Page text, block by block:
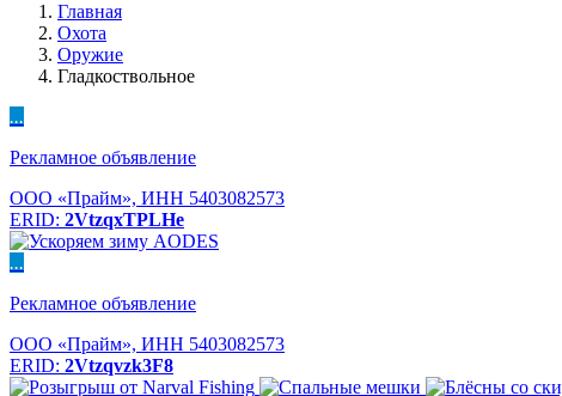
Главная
Охота
Оружие
Гладкоствольное
...
Рекламное объявление
ООО «Прайм», ИНН 5403082573
ERID: 2VtzqxTPLHe
...
Рекламное объявление
ООО «Прайм», ИНН 5403082573
ERID: 2Vtzqvzk3F8